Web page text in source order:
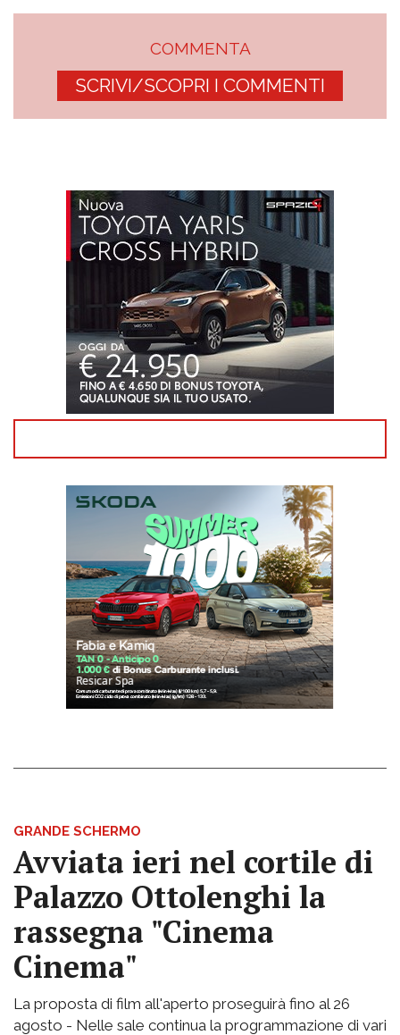
COMMENTA
SCRIVI/SCOPRI I COMMENTI
GRANDE SCHERMO
Avviata ieri nel cortile di
Palazzo Ottolenghi la
rassegna "Cinema
Cinema"
La proposta di film all'aperto proseguirà fino al 26
agosto - Nelle sale continua la programmazione di vari